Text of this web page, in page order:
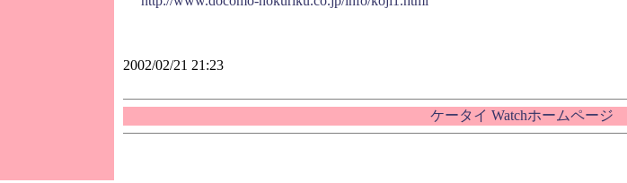
2002/02/21 21:23
ケータイ Watchホームページ